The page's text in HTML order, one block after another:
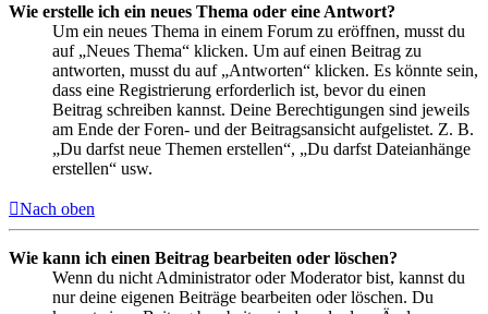
Wie erstelle ich ein neues Thema oder eine Antwort?
Um ein neues Thema in einem Forum zu eröffnen, musst du
auf „Neues Thema“ klicken. Um auf einen Beitrag zu
antworten, musst du auf „Antworten“ klicken. Es könnte sein,
dass eine Registrierung erforderlich ist, bevor du einen
Beitrag schreiben kannst. Deine Berechtigungen sind jeweils
am Ende der Foren- und der Beitragsansicht aufgelistet. Z. B.
„Du darfst neue Themen erstellen“, „Du darfst Dateianhänge
erstellen“ usw.
Nach oben
Wie kann ich einen Beitrag bearbeiten oder löschen?
Wenn du nicht Administrator oder Moderator bist, kannst du
nur deine eigenen Beiträge bearbeiten oder löschen. Du